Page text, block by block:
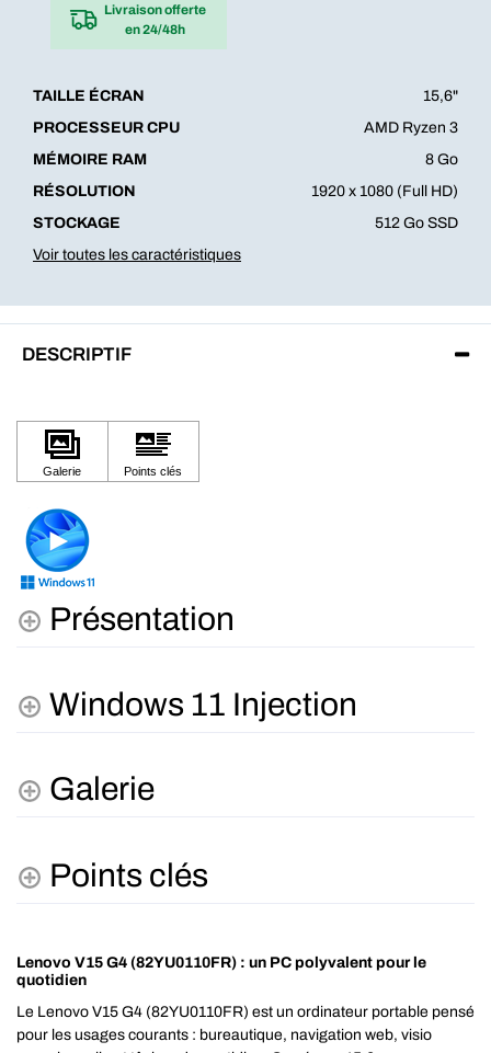
Livraison offerte
en 24/48h
TAILLE ÉCRAN
15,6"
PROCESSEUR CPU
AMD Ryzen 3
MÉMOIRE RAM
8 Go
RÉSOLUTION
1920 x 1080 (Full HD)
STOCKAGE
512 Go SSD
Voir toutes les caractéristiques
DESCRIPTIF
Présentation
Windows 11 Injection
Galerie
Points clés
Lenovo V15 G4 (82YU0110FR) : un PC polyvalent pour le
quotidien
Le Lenovo V15 G4 (82YU0110FR) est un ordinateur portable pensé
pour les usages courants : bureautique, navigation web, visio